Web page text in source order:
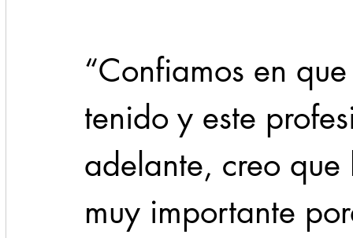
“Confiamos en
tenido y este
adelante, creo
muy importante